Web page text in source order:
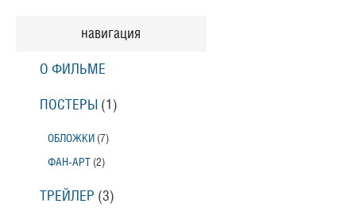
навигация
О ФИЛЬМЕ
ПОСТЕРЫ (1)
ОБЛОЖКИ (7)
ФАН-АРТ (2)
ТРЕЙЛЕР (3)